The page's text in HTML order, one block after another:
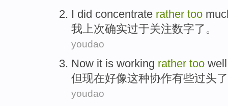
I did concentrate rather too
我 上次确实过于关注数字了 。
youdao
Now it is working rather too well
但现在好像这种协作有些过头
youdao